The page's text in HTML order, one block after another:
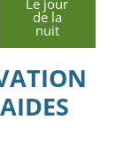
de la
nuit